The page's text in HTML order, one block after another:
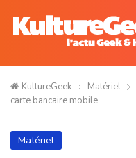
KultureGeek Matériel
carte bancaire mobile
Matériel